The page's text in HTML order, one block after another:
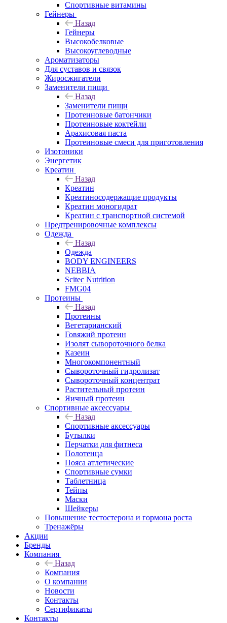
Спортивные витамины
Гейнеры
Назад
Гейнеры
Высокобелковые
Высокоуглеводные
Ароматизаторы
Для суставов и связок
Жиросжигатели
Заменители пищи
Назад
Заменители пищи
Протеиновые батончики
Протеиновые коктейли
Арахисовая паста
Протеиновые смеси для приготовления
Изотоники
Энергетик
Креатин
Назад
Креатин
Креатиносодержащие продукты
Креатин моногидрат
Креатин с транспортной системой
Предтренировочные комплексы
Одежда
Назад
Одежда
BODY ENGINEERS
NEBBIA
Scitec Nutrition
FMG04
Протеины
Назад
Протеины
Вегетарианский
Говяжий протеин
Изолят сывороточного белка
Казеин
Многокомпонентный
Сывороточный гидролизат
Сывороточный концентрат
Растительный протеин
Яичный протеин
Спортивные аксессуары
Назад
Спортивные аксессуары
Бутылки
Перчатки для фитнеса
Полотенца
Пояса атлетические
Спортивные сумки
Таблетница
Тейпы
Маски
Шейкеры
Повышение тестостерона и гормона роста
Тренажёры
Акции
Бренды
Компания
Назад
Компания
О компании
Новости
Контакты
Сертификаты
Контакты